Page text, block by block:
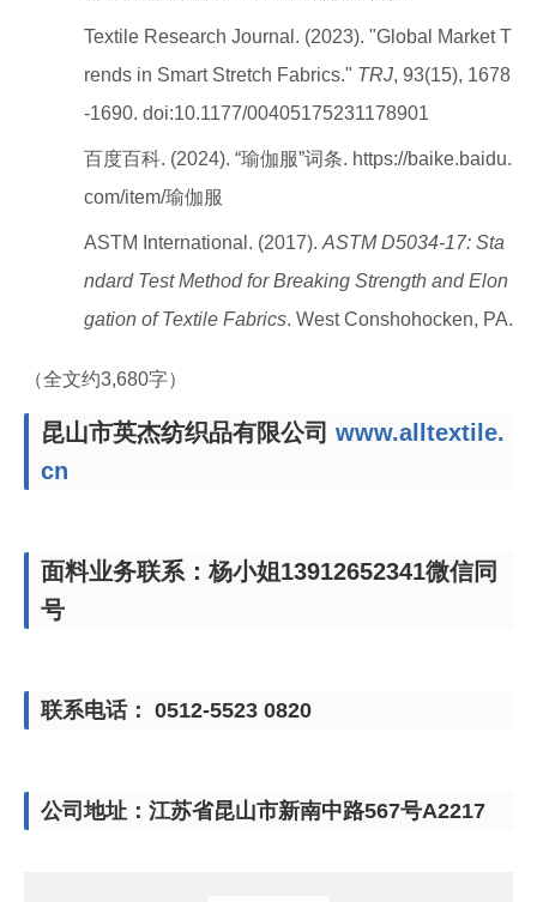
Textile Research Journal. (2023). "Global Market T
rends in Smart Stretch Fabrics." TRJ, 93(15), 1678
-1690. doi:10.1177/00405175231178901
百度百科. (2024). “瑜伽服”词条. https://baike.baidu.
com/item/瑜伽服
ASTM International. (2017). ASTM D5034-17: Sta
ndard Test Method for Breaking Strength and Elon
gation of Textile Fabrics. West Conshohocken, PA.
（全文约3,680字）
昆山市英杰纺织品有限公司 www.alltextile.
cn
面料业务联系：杨小姐13912652341微信同
号
联系电话： 0512-5523 0820
公司地址：江苏省昆山市新南中路567号A2217